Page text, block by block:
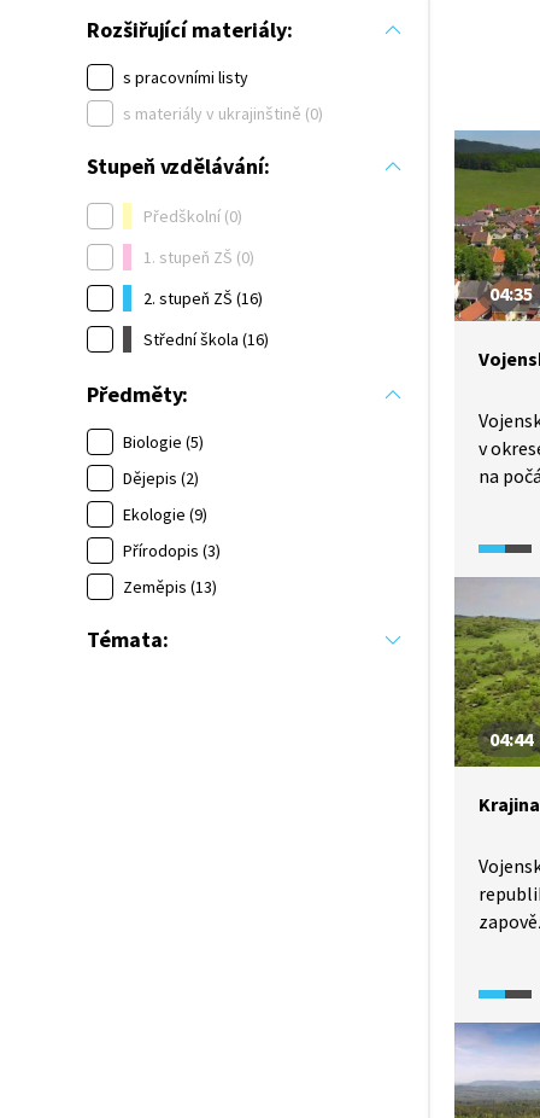
Rozšiřující materiály:
s pracovními listy
s materiály v ukrajinštině (0)
Stupeň vzdělávání:
Předškolní (0)
1. stupeň ZŠ (0)
2. stupeň ZŠ (16)
Střední škola (16)
Předměty:
Biologie (5)
Dějepis (2)
Ekologie (9)
Přírodopis (3)
Zeměpis (13)
Témata:
04:35
v
na
2015
se
újezd v
v něm
však
04:44
Brdy